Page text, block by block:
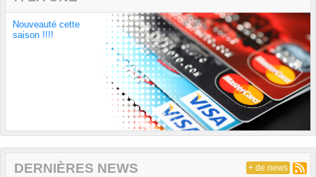
Nouveauté cette
saison !!!!
Next
DERNIÈRES NEWS + de news